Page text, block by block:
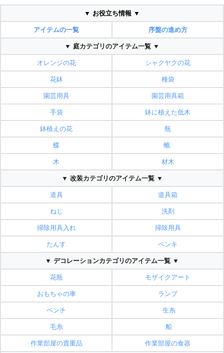
▼ お役立ち情報 ▼
アイテムの一覧 序盤の進め方
▼ 庭カテゴリのアイテム一覧 ▼
オレンジの花 シャクヤクの花
花鉢 種袋
園芸用具 園芸用具箱
手袋 鉢に植えた低木
鉢植えの花 瓶
蝶 蛾
木 材木
▼ 改装カテゴリのアイテム一覧 ▼
道具 道具箱
ねじ 洗剤
掃除用具入れ 掃除用具
たんす ペンキ
▼ デコレーションカテゴリのアイテム一覧 ▼
花瓶 モザイクアート
おもちゃの車 ランプ
ベンチ 生糸
毛糸 船
作業部屋の貴重品 作業部屋の食器